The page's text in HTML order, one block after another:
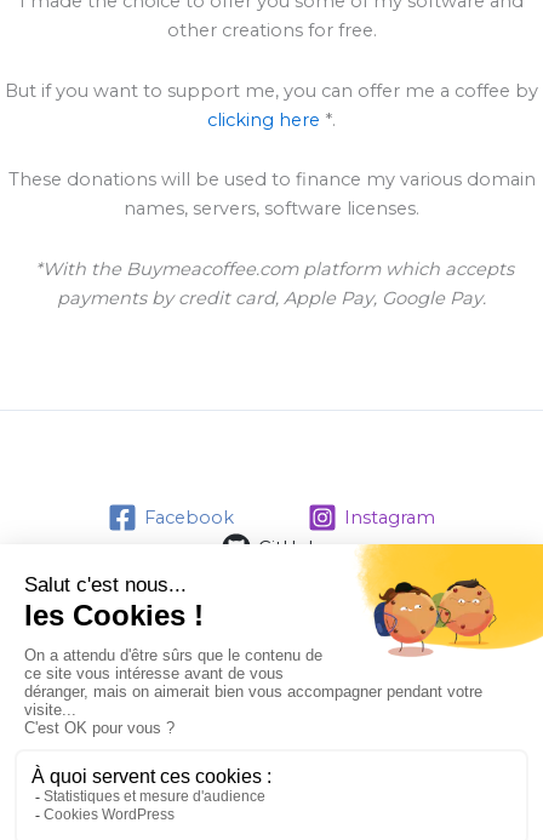
other creations for free.
But if you want to support me, you can offer me a coffee by
clicking here *.
These donations will be used to finance my various domain
names, servers, software licenses.
*With the Buymeacoffee.com platform which accepts
payments by credit card, Apple Pay, Google Pay.
Facebook
Instagram
GitHub
Contact
Politique de confidentialité
Mentions Légales